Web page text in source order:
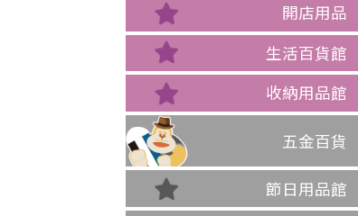
開店用品
生活百貨館
收納用品館
五金百貨
節日用品館